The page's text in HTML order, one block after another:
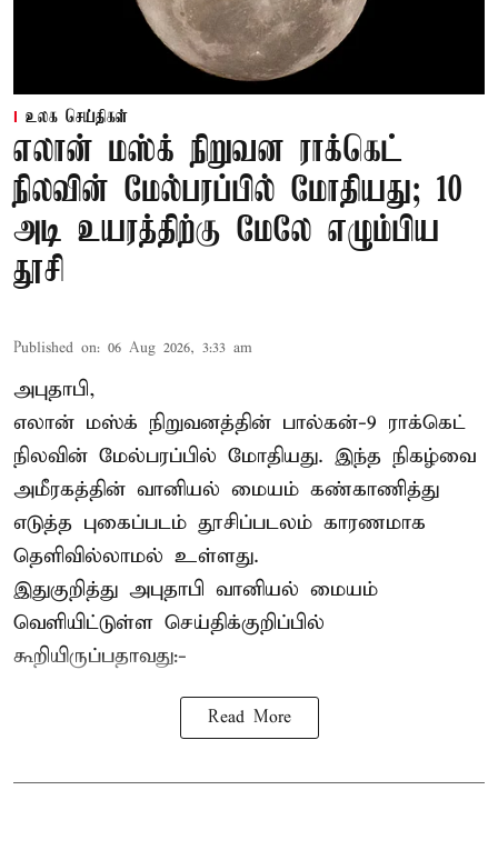
உலக செய்திகள்
எலான் மஸ்க் நிறுவன ராக்கெட்
நிலவின் மேல்பரப்பில் மோதியது; 10
அடி உயரத்திற்கு மேலே எழும்பிய
தூசி
Published on: 06 Aug 2026, 3:33 am
அபுதாபி,
எலான் மஸ்க் நிறுவனத்தின் பால்கன்-9 ராக்கெட்
நிலவின் மேல்பரப்பில் மோதியது. இந்த நிகழ்வை
அமீரகத்தின் வானியல் மையம் கண்காணித்து
எடுத்த புகைப்படம் தூசிப்படலம் காரணமாக
தெளிவில்லாமல் உள்ளது.
இதுகுறித்து அபுதாபி வானியல் மையம்
வெளியிட்டுள்ள செய்திக்குறிப்பில்
கூறியிருப்பதாவது:-
Read More